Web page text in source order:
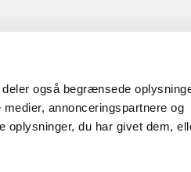
også begrænsede
annonceringspartnere og
oplysninger, du har givet dem,
forskellige sociale medier.